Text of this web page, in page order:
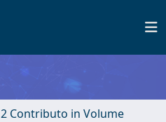
2 Contributo in Volume